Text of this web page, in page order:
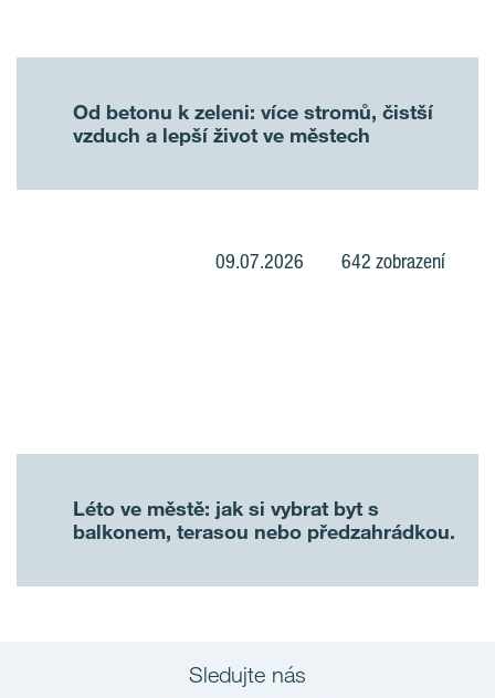
Od betonu k zeleni: více stromů, čistší
vzduch a lepší život ve městech
09.07.2026 642 zobrazení
Léto ve městě: jak si vybrat byt s
balkonem, terasou nebo předzahrádkou.
Sledujte nás